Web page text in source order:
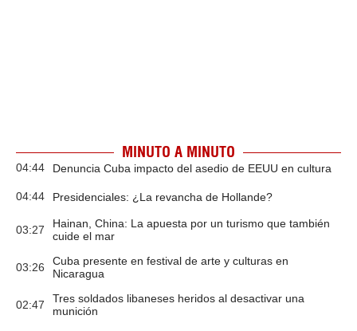
MINUTO A MINUTO
04:44 Denuncia Cuba impacto del asedio de EEUU en cultura
04:44 Presidenciales: ¿La revancha de Hollande?
03:27
Hainan, China: La apuesta por un turismo que también
cuide el mar
03:26
Cuba presente en festival de arte y culturas en
Nicaragua
02:47
Tres soldados libaneses heridos al desactivar una
munición